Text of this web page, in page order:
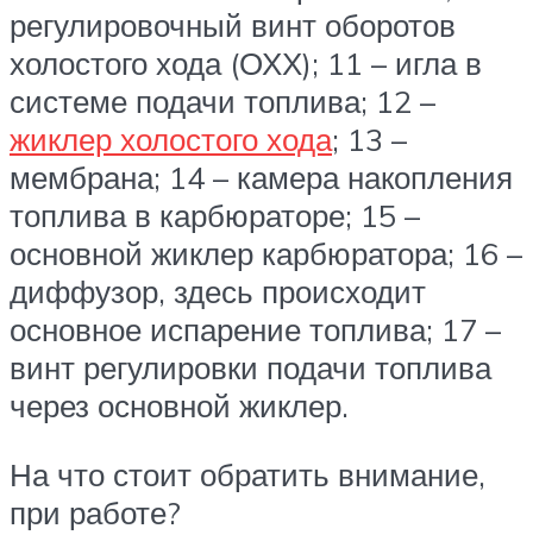
регулировочный винт оборотов
холостого хода (ОХХ); 11 – игла в
системе подачи топлива; 12 –
жиклер холостого хода; 13 –
мембрана; 14 – камера накопления
топлива в карбюраторе; 15 –
основной жиклер карбюратора; 16 –
диффузор, здесь происходит
основное испарение топлива; 17 –
винт регулировки подачи топлива
через основной жиклер.
На что стоит обратить внимание,
при работе?